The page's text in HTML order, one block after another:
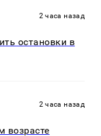
2 часа назад
остановки в
2 часа назад
возрасте